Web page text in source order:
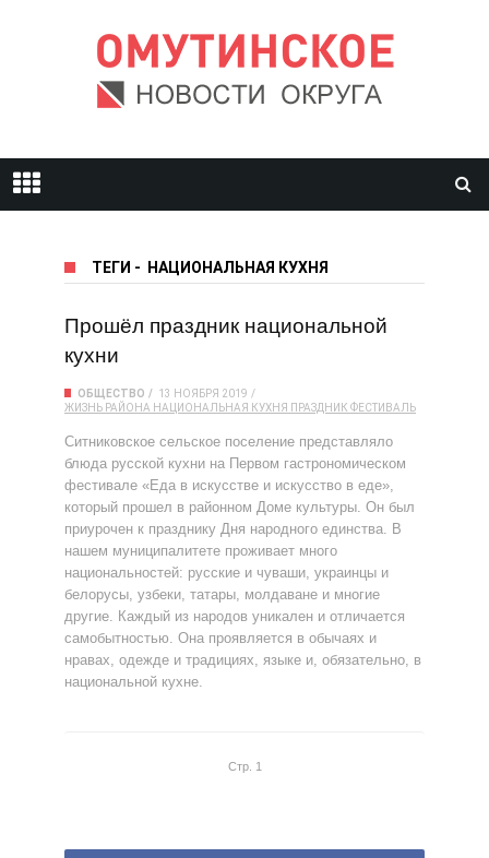
ТЕГИ - НАЦИОНАЛЬНАЯ КУХНЯ
Прошёл праздник национальной
кухни
ОБЩЕСТВО
13 НОЯБРЯ 2019
ЖИЗНЬ РАЙОНА НАЦИОНАЛЬНАЯ КУХНЯ ПРАЗДНИК ФЕСТИВАЛЬ
Ситниковское сельское поселение представляло
блюда русской кухни на Первом гастрономическом
фестивале «Еда в искусстве и искусство в еде»,
который прошел в районном Доме культуры. Он был
приурочен к празднику Дня народного единства. В
нашем муниципалитете проживает много
национальностей: русские и чуваши, украинцы и
белорусы, узбеки, татары, молдаване и многие
другие. Каждый из народов уникален и отличается
самобытностью. Она проявляется в обычаях и
нравах, одежде и традициях, языке и, обязательно, в
национальной кухне.
Стр. 1